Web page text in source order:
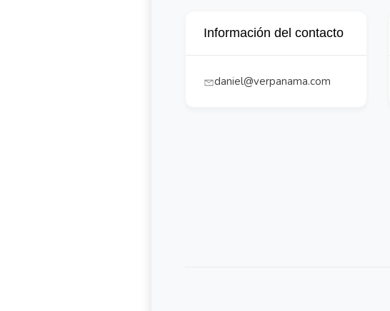
Información del contacto
daniel@verpanama.com